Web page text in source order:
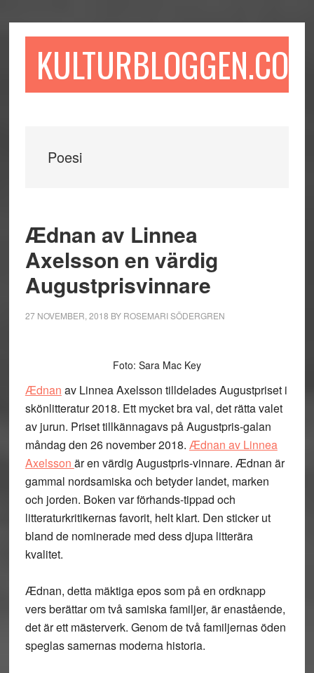
till
till
sidofältet
till
KULTURBLOGGEN.COM
Poesi
Ædnan av Linnea
Axelsson en värdig
Augustprisvinnare
27 NOVEMBER, 2018 BY ROSEMARI SÖDERGREN
Foto: Sara Mac Key
Ædnan av Linnea Axelsson tilldelades Augustpriset i
skönlitteratur 2018. Ett mycket bra val, det rätta valet
av jurun. Priset tillkännagavs på Augustpris-galan
måndag den 26 november 2018. Ædnan av Linnea
Axelsson är en värdig Augustpris-vinnare. Ædnan är
gammal nordsamiska och betyder landet, marken
och jorden. Boken var förhands-tippad och
litteraturkritikernas favorit, helt klart. Den sticker ut
bland de nominerade med dess djupa litterära
kvalitet.
Ædnan, detta mäktiga epos som på en ordknapp
vers berättar om två samiska familjer, är enastående,
det är ett mästerverk. Genom de två familjernas öden
speglas samernas moderna historia.